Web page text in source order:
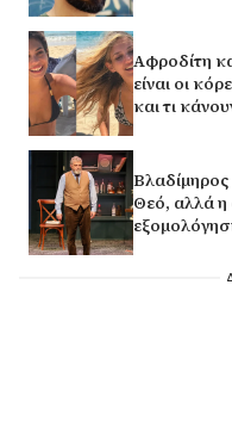
Αφροδίτη
είναι οι
και τι
Θεό, αλλά η